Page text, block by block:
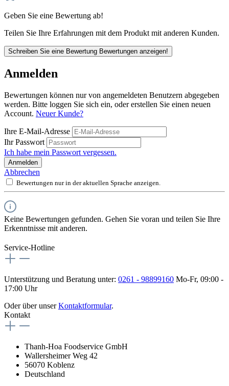
Geben Sie eine Bewertung ab!
Teilen Sie Ihre Erfahrungen mit dem Produkt mit anderen Kunden.
Schreiben Sie eine Bewertung Bewertungen anzeigen!
Anmelden
Bewertungen können nur von angemeldeten Benutzern abgegeben
werden. Bitte loggen Sie sich ein, oder erstellen Sie einen neuen
Account. Neuer Kunde?
Ihre E-Mail-Adresse
Ihr Passwort
Ich habe mein Passwort vergessen.
Anmelden
Abbrechen
Bewertungen nur in der aktuellen Sprache anzeigen.
Keine Bewertungen gefunden. Gehen Sie voran und teilen Sie Ihre
Erkenntnisse mit anderen.
Service-Hotline
Unterstützung und Beratung unter: 0261 - 98899160 Mo-Fr, 09:00 -
17:00 Uhr
Oder über unserKontaktformular.
Kontakt
Thanh-Hoa Foodservice GmbH
Wallersheimer Weg 42
56070 Koblenz
Deutschland